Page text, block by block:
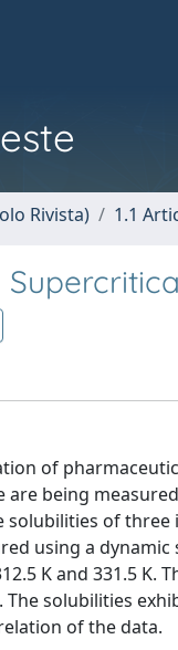
Rivista) 1.1
of
being
of
using a
K and 331.5 K.
solubilities
of the data.